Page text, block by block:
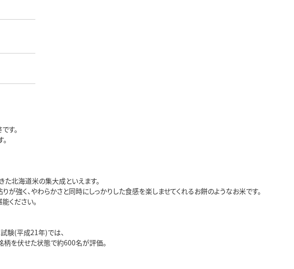
す。
北海道米の集大成といえます。
強く、やわらかさと同時にしっかりした食感を楽しませてくれるお餅のようなお米です。
ください。
験(平成21年)では、
柄を伏せた状態で約600名が評価。